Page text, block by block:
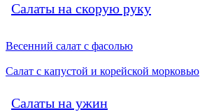
Салаты на скорую руку
Весенний салат с фасолью
Салат с капустой и корейской морковью
Салаты на ужин